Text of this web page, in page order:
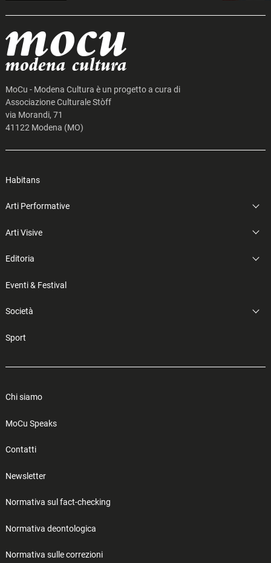
MoCu - Modena Cultura è un progetto a cura di
Associazione Culturale Stòff
via Morandi, 71
41122 Modena (MO)
Habitans
Arti Performative
Arti Visive
Editoria
Eventi & Festival
Società
Sport
Chi siamo
MoCu Speaks
Contatti
Newsletter
Normativa sul fact-checking
Normativa deontologica
Normativa sulle correzioni